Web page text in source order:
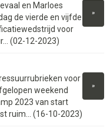
»
en Marloes
de vierde en vijfde
voor
(02-12-2023)
»
voor
weekend
2023 van start
ruim... (16-10-2023)